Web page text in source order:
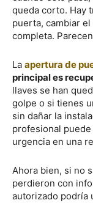
queda corto. Hay
puerta, cambiar
completa.
La apertura de
principal es
llaves se han
golpe o si tienes
sin dañar la
profesional
urgencia en una
Ahora bien, si no
perdieron con
autorizado podría